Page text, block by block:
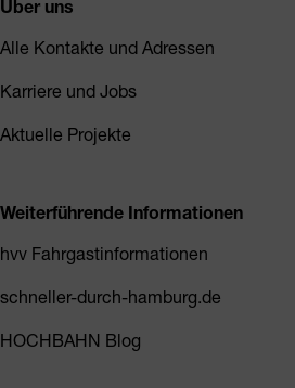
Über uns
Alle Kontakte und Adressen
Karriere und Jobs
Aktuelle Projekte
Weiterführende Informationen
hvv Fahrgastinformationen
schneller-durch-hamburg.de
HOCHBAHN Blog